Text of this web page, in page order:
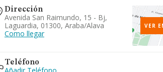
Dirección
Avenida San Raimundo, 15 - Bj,
Laguardia, 01300, Araba/alava
Como llegar
VER
Teléfono